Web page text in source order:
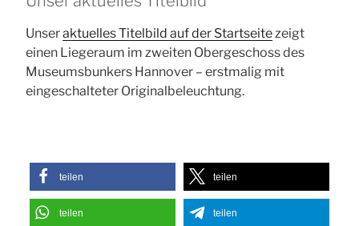
Unseraktuelles Titelbild auf der Startseitezeigt
einen Liegeraum im zweiten Obergeschoss des
Museumsbunkers Hannover – erstmalig mit
eingeschalteter Originalbeleuchtung.
teilen teilen
teilen teilen